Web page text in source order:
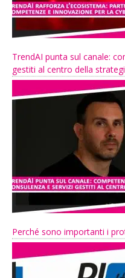
TrendAI punta sul canale:
gestiti al centro della
Perché sono importanti i